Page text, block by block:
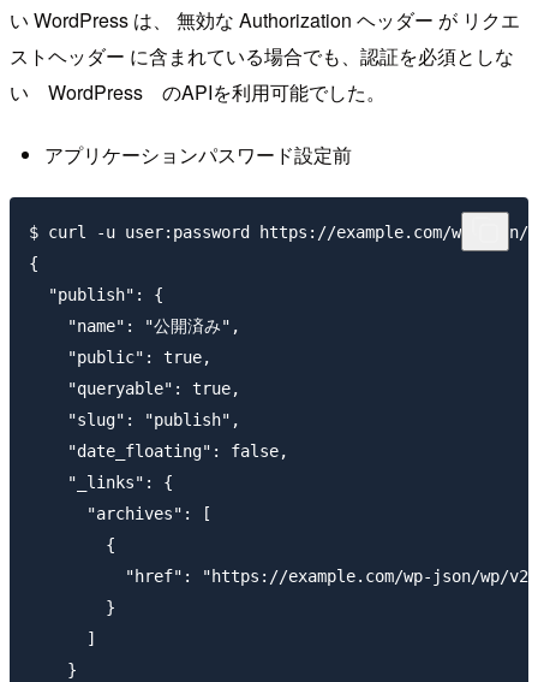
い WordPress は、 無効な Authorization ヘッダー が リクエ
ストヘッダー に含まれている場合でも、認証を必須としな
い WordPress のAPIを利用可能でした。
アプリケーションパスワード設定前
$ curl -u user:password https://example.com/wp-
{
  "publish": {
    "name": "公開済み",
    "public": true,
    "queryable": true,
    "slug": "publish",
    "date_floating": false,
    "_links": {
      "archives": [
        {
"href": "https://example.com/wp-json/wp/
        }
      ]
    }